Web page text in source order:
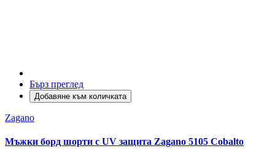
Бърз преглед
Добавяне към количката
Zagano
Мъжки борд шорти с UV защита Zagano 5105 Cobalto